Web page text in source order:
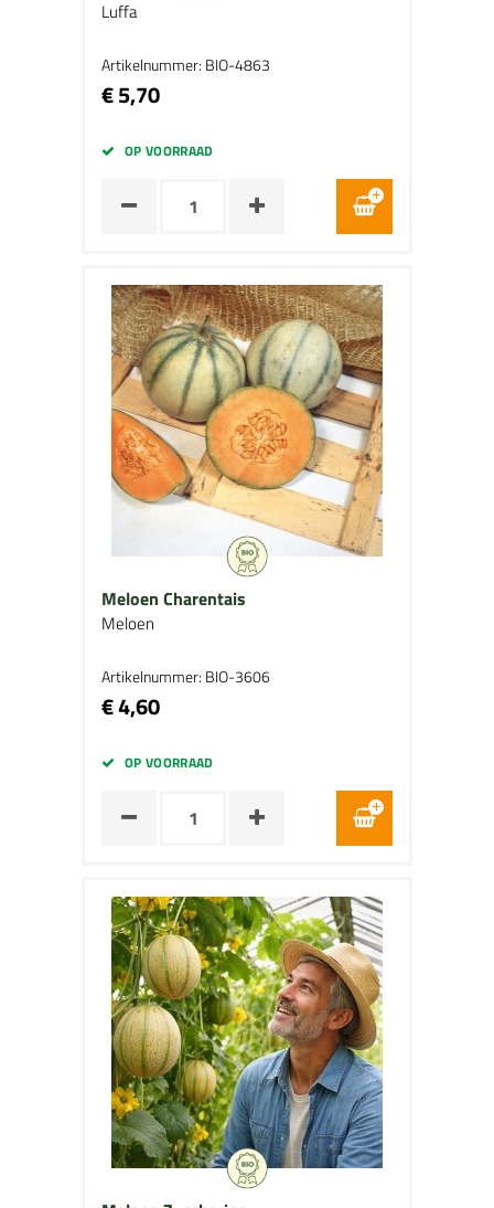
Luffa
Artikelnummer: BIO-4863
€ 5,70
OP VOORRAAD
Meloen Charentais
Meloen
Artikelnummer: BIO-3606
€ 4,60
OP VOORRAAD